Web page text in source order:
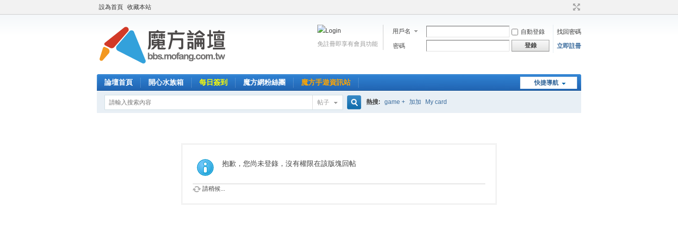
設為首頁 收藏本站
用戶名 自動登錄
找回密碼
密碼
登錄 立即註冊
免註冊即享有會員功能
快捷導航
論壇首頁 開心水族箱 每日簽到 魔方網粉絲團 魔方手遊資訊站
帖子
索
熱搜: game + 加加 My card
抱歉，您尚未登錄，沒有權限在該版塊回帖
請稍候...